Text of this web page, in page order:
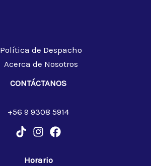
Política de Despacho
Acerca de Nosotros
CONTÁCTANOS
+56 9 9308 5914
Horario